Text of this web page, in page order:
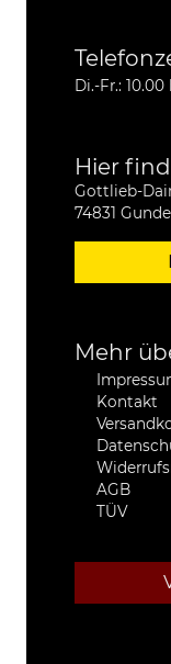
Di.-Fr.:
Hier
Gottlieb-
74831
Mehr
Kontakt
AGB
TÜV